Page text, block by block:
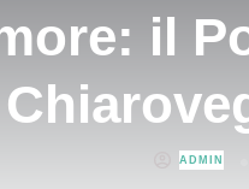
il
ADMIN